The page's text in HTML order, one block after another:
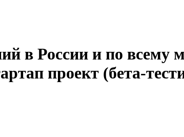
в России и по всему
проект (бета-